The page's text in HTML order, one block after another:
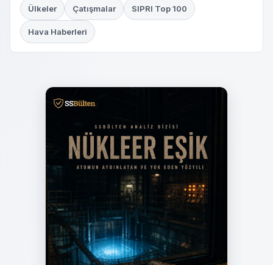
Ülkeler Çatışmalar SIPRI Top 100
Hava Haberleri